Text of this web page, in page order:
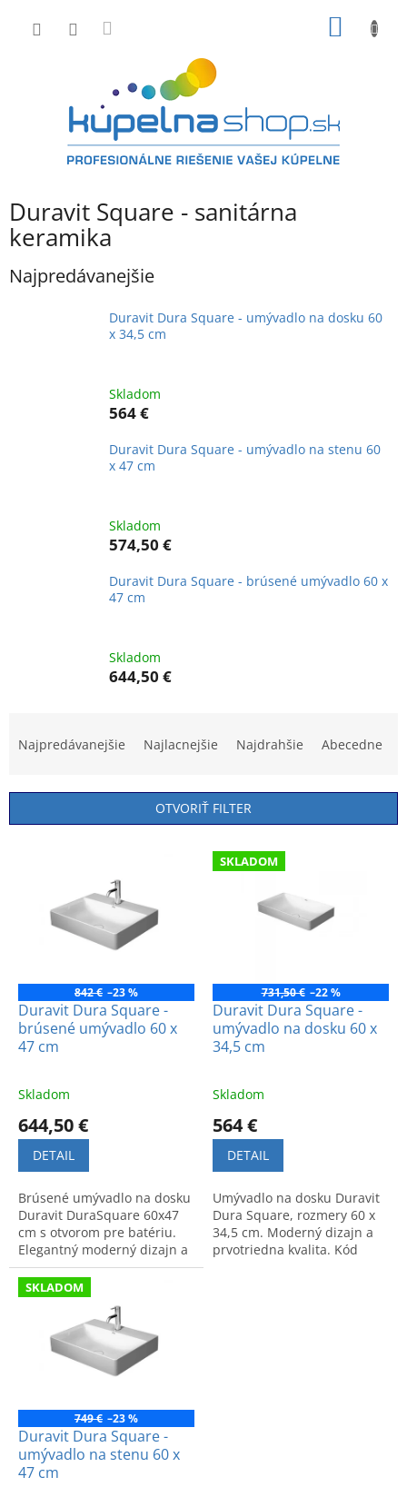
Duravit Square - sanitárna
keramika
Najpredávanejšie
Duravit Dura Square - umývadlo na dosku 60
x 34,5 cm
Skladom
564 €
Duravit Dura Square - umývadlo na stenu 60
x 47 cm
Skladom
574,50 €
Duravit Dura Square - brúsené umývadlo 60 x
47 cm
Skladom
644,50 €
n
i
o
Najpredávanejšie Najlacnejšie Najdrahšie Abecedne
OTVORIŤ FILTER
o
o
842 € –23 %
Duravit Dura Square -
brúsené umývadlo 60 x
47 cm
Skladom
644,50 €
DETAIL
Brúsené umývadlo na dosku
Duravit DuraSquare 60x47
cm s otvorom pre batériu.
Elegantný moderný dizajn a
vysoká kvalita. Kód:
2353600071.
SKLADOM
731,50 € –22 %
Duravit Dura Square -
umývadlo na dosku 60 x
34,5 cm
Skladom
564 €
DETAIL
Umývadlo na dosku Duravit
Dura Square, rozmery 60 x
34,5 cm. Moderný dizajn a
prvotriedna kvalita. Kód
SKLADOM
749 € –23 %
Duravit Dura Square -
umývadlo na stenu 60 x
47 cm